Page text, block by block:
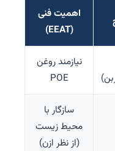
اهمیت فنی
نیازمند روغن
POE
سازگار با
محیط زیست
(از نظر ازن)